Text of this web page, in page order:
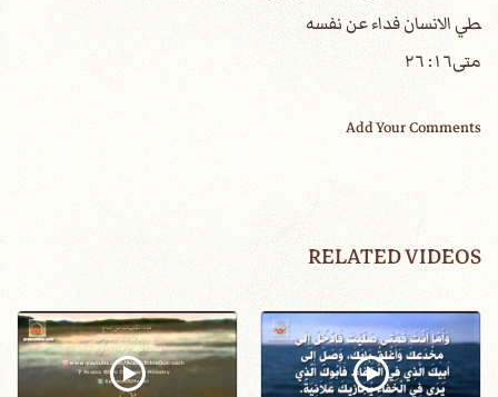
طي الانسان فداء عن نفسه
متى١٦: ٢٦
Add Your Comments
RELATED VIDEOS